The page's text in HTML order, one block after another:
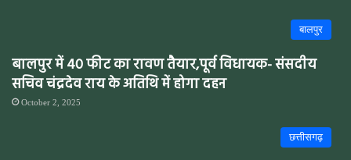
बालपुर
बालपुर में 40 फीट का रावण तैयार,पूर्व विधायक- संसदीय
सचिव चंद्रदेव राय के अतिथि में होगा दहन
October 2, 2025
छत्तीसगढ़